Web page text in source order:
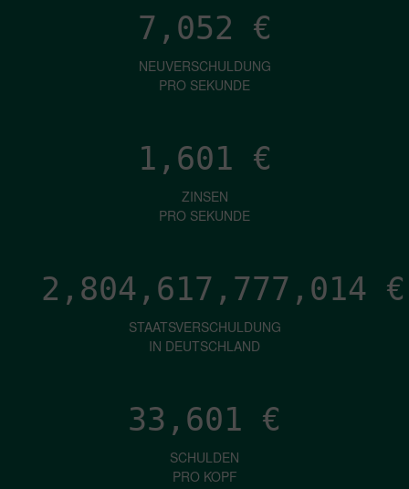
7,052 €
NEUVERSCHULDUNG
PRO SEKUNDE
1,601 €
ZINSEN
PRO SEKUNDE
2,804,617,779,546 €
STAATSVERSCHULDUNG
IN DEUTSCHLAND
33,601 €
SCHULDEN
PRO KOPF